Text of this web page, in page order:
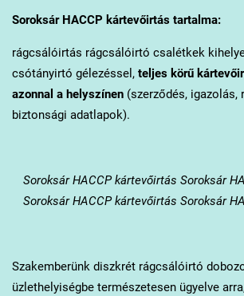
SoroksárHACCP kártevőirtás tartalma:
rágcsálóirtás rágcsálóirtó csalétkek
csótányirtó gélezéssel, teljes körű
azonnal a helyszínen(szerződés, igazolás,
biztonsági adatlapok).
SoroksárHACCP kártevőirtás Soroksár
Soroksár HACCP kártevőirtás Soroksár
Szakemberünk diszkrét rágcsálóirtó
üzlethelyiségbe természetesen ügyelve